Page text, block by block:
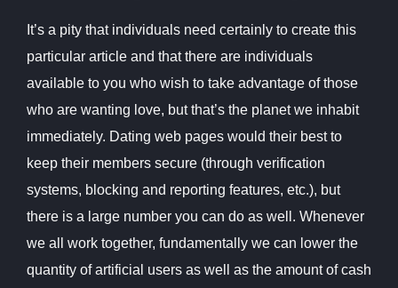
It’s a pity that individuals need certainly to create this
particular article and that there are individuals
available to you who wish to take advantage of those
who are wanting love, but that’s the planet we inhabit
immediately. Dating web pages would their best to
keep their members secure (through verification
systems, blocking and reporting features, etc.), but
there is a large number you can do as well. Whenever
we all work together, fundamentally we can lower the
quantity of artificial users as well as the amount of cash